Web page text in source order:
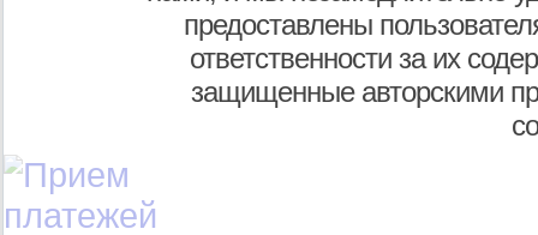
предоставлены
ответственности за их
защищенные авторскими